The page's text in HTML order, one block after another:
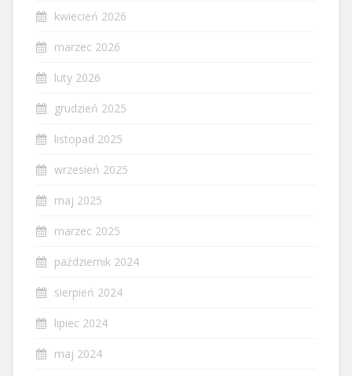
kwiecień 2026
marzec 2026
luty 2026
grudzień 2025
listopad 2025
wrzesień 2025
maj 2025
marzec 2025
październik 2024
sierpień 2024
lipiec 2024
maj 2024